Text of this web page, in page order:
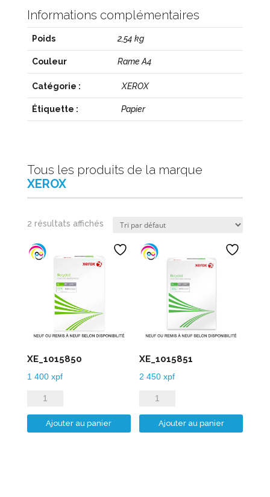
Informations complémentaires
Poids 2,54 kg
Couleur Rame A4
Catégorie : XEROX
Étiquette : Papier
Tous les produits de la marque
XEROX
2 résultats affichés
XE_1015850
1 400 xpf
quantité
de
XE_1015850
Ajouter au panier
XE_1015851
2 450xpf
quantité
de
XE_1015851
Ajouter au panier